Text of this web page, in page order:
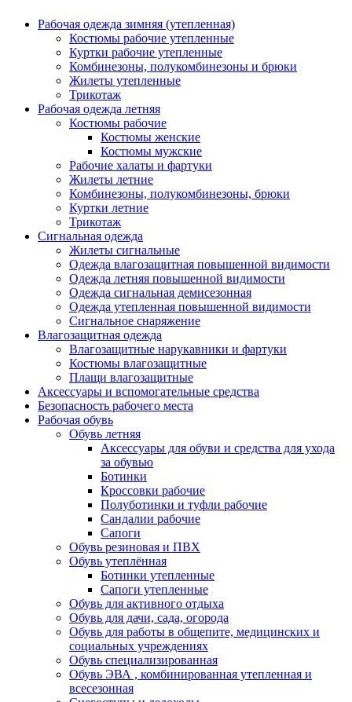
Рабочая одежда зимняя (утепленная)
Костюмы рабочие утепленные
Куртки рабочие утепленные
Комбинезоны, полукомбинезоны и брюки
Жилеты утепленные
Трикотаж
Рабочая одежда летняя
Костюмы рабочие
Костюмы женские
Костюмы мужские
Рабочие халаты и фартуки
Жилеты летние
Комбинезоны, полукомбинезоны, брюки
Куртки летние
Трикотаж
Сигнальная одежда
Жилеты сигнальные
Одежда влагозащитная повышенной видимости
Одежда летняя повышенной видимости
Одежда сигнальная демисезонная
Одежда утепленная повышенной видимости
Сигнальное снаряжение
Влагозащитная одежда
Влагозащитные нарукавники и фартуки
Костюмы влагозащитные
Плащи влагозащитные
Аксессуары и вспомогательные средства
Безопасность рабочего места
Рабочая обувь
Обувь летняя
Аксессуары для обуви и средства для ухода
за обувью
Ботинки
Кроссовки рабочие
Полуботинки и туфли рабочие
Сандалии рабочие
Сапоги
Обувь резиновая и ПВХ
Обувь утеплённая
Ботинки утепленные
Сапоги утепленные
Обувь для активного отдыха
Обувь для дачи, сада, огорода
Обувь для работы в общепите, медицинских и
социальных учреждениях
Обувь специализированная
Обувь ЭВА , комбинированная утепленная и
всесезонная